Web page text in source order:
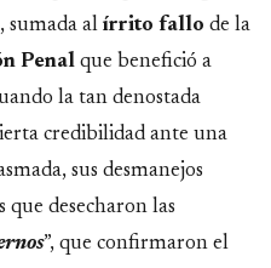
sumada al írrito fallo de la
Penal que benefició a
la tan denostada
credibilidad ante una
sus desmanejos
que desecharon las
”, que confirmaron el